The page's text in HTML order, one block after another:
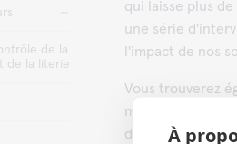
À
de la
de la literie
qui laisse plus
une série
l'impact de nos
Vous trouverez
microbiologie.
diagnostic des